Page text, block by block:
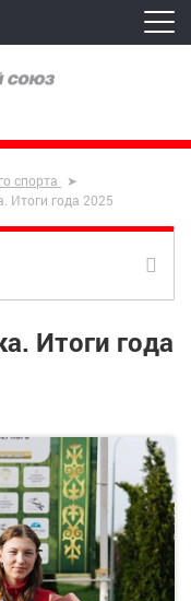
спорта
Итоги года 2025
Итоги года